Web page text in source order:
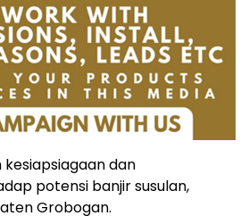
dan
potensi banjir susulan,
Grobogan.